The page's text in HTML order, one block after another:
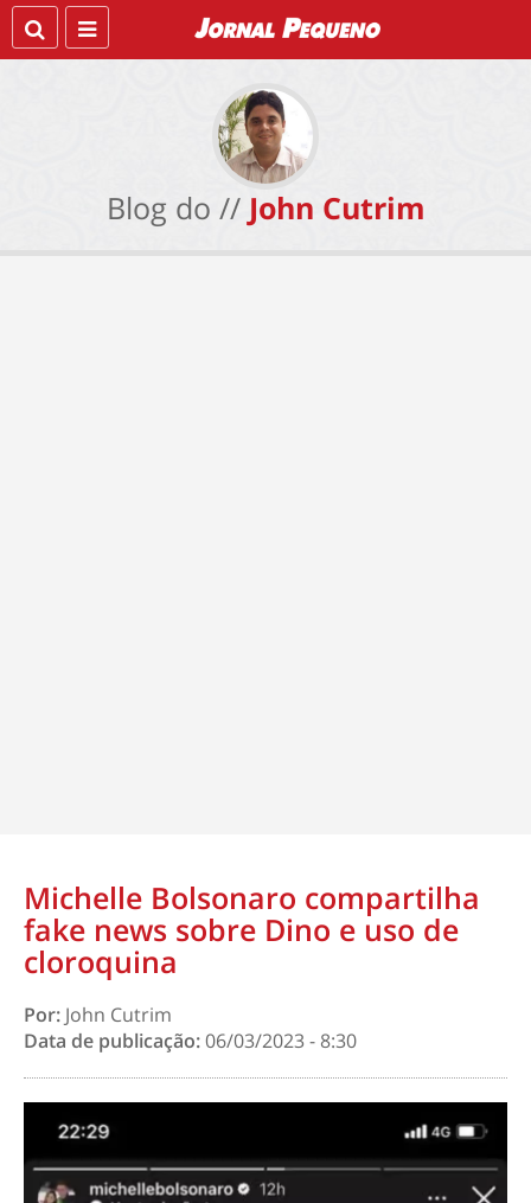
Blog do // John Cutrim
Michelle Bolsonaro compartilha
fake news sobre Dino e uso de
cloroquina
Por: John Cutrim
Data de publicação:06/03/2023 - 8:30